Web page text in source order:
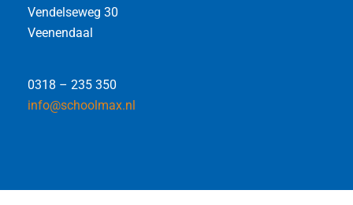
Vendelseweg 30
Veenendaal
0318 – 235 350
info@schoolmax.nl